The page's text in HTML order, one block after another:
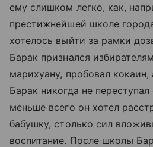
ему слишком легко, как,
престижнейшей школе
хотелось выйти за рамки
Барак признался
марихуану, пробовал
Барак никогда не
меньше всего он хотел
бабушку, столько сил
воспитание. После школы